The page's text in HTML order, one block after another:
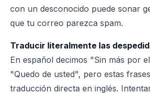
con un desconocido puede sonar
que tu correo parezca spam.
Traducir literalmente las
En español decimos "Sin más por
"Quedo de usted", pero estas
traducción directa en inglés.